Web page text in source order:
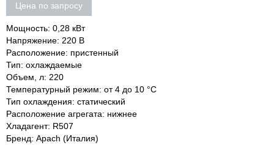
Цена по запросу
Мощность: 0,28 кВт
Напряжение: 220 В
Расположение: пристенный
Тип: охлаждаемые
Объем, л: 220
Температурный режим: от 4 до 10 °С
Тип охлаждения: статический
Расположение агрегата: нижнее
Хладагент: R507
Бренд: Apach (Италия)